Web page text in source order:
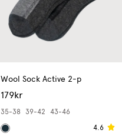
Wool Sock Active 2-p
179kr
35-38 39-42
43-46
4.6